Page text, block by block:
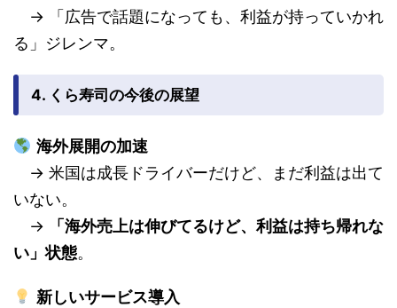
→ 「広告で話題になっても、利益が持っていかれ
る」ジレンマ。
4. くら寿司の今後の展望
海外展開の加速
→ 米国は成長ドライバーだけど、まだ利益は出て
いない。
→
「海外売上は伸びてるけど、利益は持ち帰れな
い」状態。
新しいサービス導入